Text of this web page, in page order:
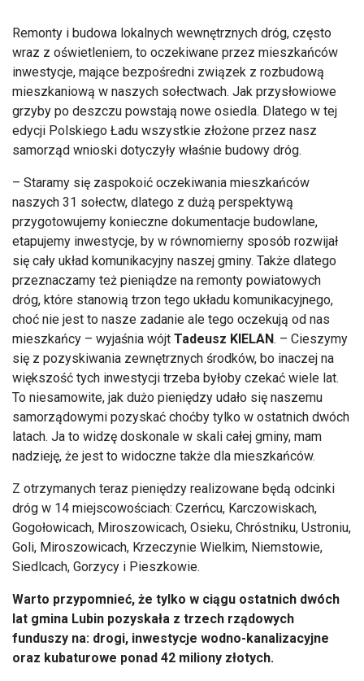
Remonty i budowa lokalnych wewnętrznych dróg, często
wraz z oświetleniem, to oczekiwane przez mieszkańców
inwestycje, mające bezpośredni związek z rozbudową
mieszkaniową w naszych sołectwach. Jak przysłowiowe
grzyby po deszczu powstają nowe osiedla. Dlatego w tej
edycji Polskiego Ładu wszystkie złożone przez nasz
samorząd wnioski dotyczyły właśnie budowy dróg.
– Staramy się zaspokoić oczekiwania mieszkańców
naszych 31 sołectw, dlatego z dużą perspektywą
przygotowujemy konieczne dokumentacje budowlane,
etapujemy inwestycje, by w równomierny sposób rozwijał
się cały układ komunikacyjny naszej gminy. Także dlatego
przeznaczamy też pieniądze na remonty powiatowych
dróg, które stanowią trzon tego układu komunikacyjnego,
choć nie jest to nasze zadanie ale tego oczekują od nas
mieszkańcy – wyjaśnia wójt Tadeusz KIELAN. – Cieszymy
się z pozyskiwania zewnętrznych środków, bo inaczej na
większość tych inwestycji trzeba byłoby czekać wiele lat.
To niesamowite, jak dużo pieniędzy udało się naszemu
samorządowymi pozyskać choćby tylko w ostatnich dwóch
latach. Ja to widzę doskonale w skali całej gminy, mam
nadzieję, że jest to widoczne także dla mieszkańców.
Z otrzymanych teraz pieniędzy realizowane będą odcinki
dróg w 14 miejscowościach: Czerńcu, Karczowiskach,
Gogołowicach, Miroszowicach, Osieku, Chróstniku, Ustroniu,
Goli, Miroszowicach, Krzeczynie Wielkim, Niemstowie,
Siedlcach, Gorzycy i Pieszkowie.
Warto przypomnieć, że tylko w ciągu ostatnich dwóch
lat gmina Lubin pozyskała z trzech rządowych
funduszy na: drogi, inwestycje wodno-kanalizacyjne
oraz kubaturowe ponad 42 miliony złotych.